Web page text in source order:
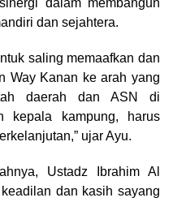
dan sejahtera.
saling memaafkan dan
Way Kanan ke arah yang
daerah dan ASN di
kepala kampung, harus
ujar Ayu.
Ustadz Ibrahim Al
dan kasih sayang